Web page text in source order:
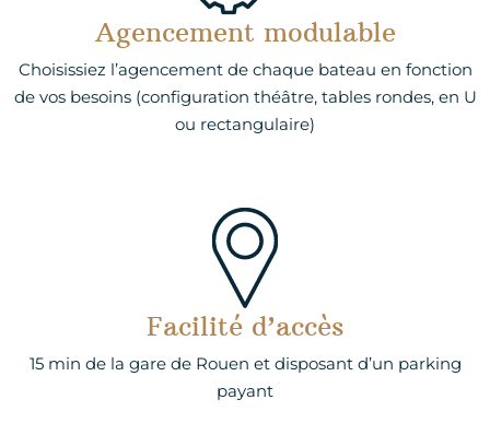
Agencement modulable
Choisissiez l’agencement de chaque bateau en fonction
de vos besoins (configuration théâtre, tables rondes, en U
ou rectangulaire)
Facilité d’accès
15 min de la gare de Rouen et disposant d’un parking
payant